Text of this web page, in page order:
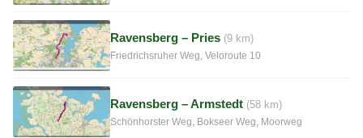
Ravensberg – Pries (9 km)
Friedrichsruher Weg, Veloroute 10
Ravensberg – Armstedt (58 km)
Schönhorster Weg, Bokseer Weg, Moorweg